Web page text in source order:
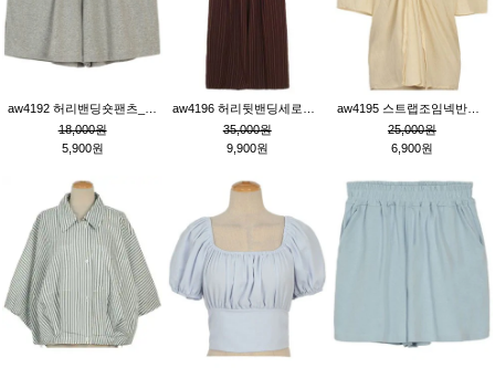
18,000원
5,900원
35,000원
9,900원
25,000원
6,900원